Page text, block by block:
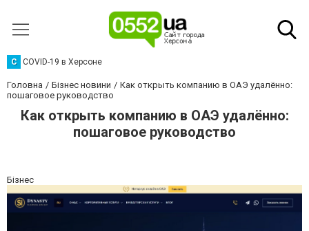
C COVID-19 в Херсоне
Головна Бізнес новини
Как открыть компанию в ОАЭ удалённо:
пошаговое руководство
Как открыть компанию в ОАЭ удалённо:
пошаговое руководство
Бізнес